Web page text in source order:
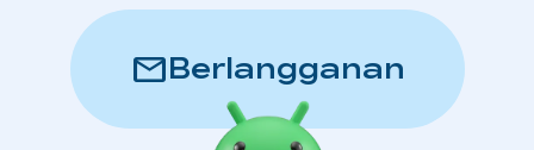
mailBerlangganan